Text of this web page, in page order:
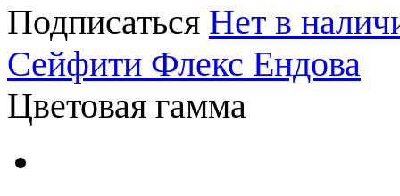
Подписаться Нет в
Сейфити Флекс Ендова
Цветовая гамма